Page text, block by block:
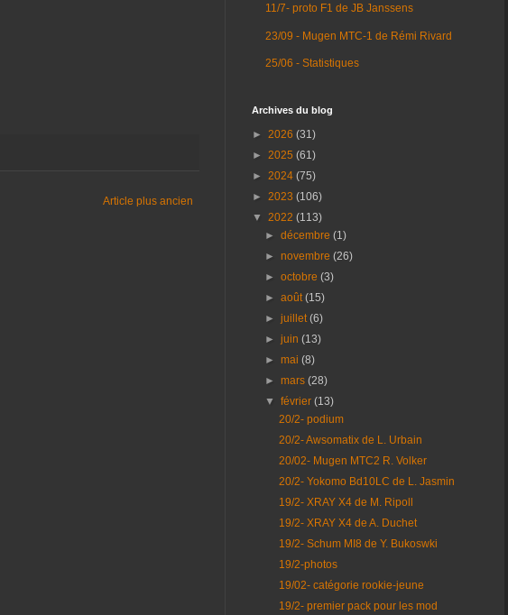
Article plus ancien
11/7- proto F1 de JB Janssens
23/09 - Mugen MTC-1 de Rémi Rivard
25/06 - Statistiques
Archives du blog
► 2026 (31)
► 2025 (61)
► 2024 (75)
► 2023 (106)
▼ 2022 (113)
►décembre(1)
►novembre(26)
►octobre(3)
►août(15)
►juillet(6)
►juin(13)
►mai(8)
►mars(28)
▼février(13)
20/2- podium
20/2- Awsomatix de L. Urbain
20/02- Mugen MTC2 R. Volker
20/2- Yokomo Bd10LC de L. Jasmin
19/2- XRAY X4 de M. Ripoll
19/2- XRAY X4 de A. Duchet
19/2- Schum MI8 de Y. Bukoswki
19/2-photos
19/02- catégorie rookie-jeune
19/2- premier pack pour les mod